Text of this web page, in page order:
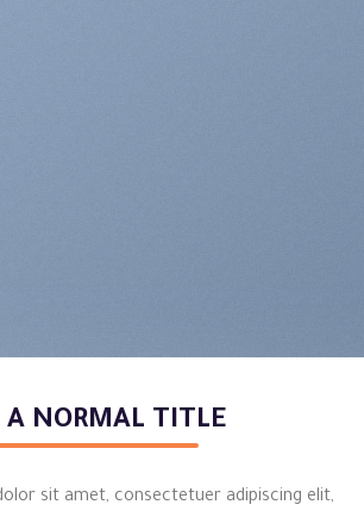
A NORMAL TITLE
sit amet, consectetuer adipiscing elit,